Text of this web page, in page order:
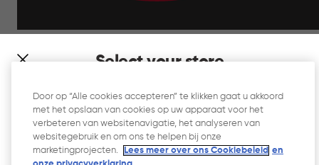
Select your store
which store would you like to shop?
Website Gebruiksvoorwaarden
Privacyverklaring
Door op “Alle cookies accepteren” te klikken gaat u akkoord
met het opslaan van cookies op uw apparaat voor het
verbeteren van websitenavigatie, het analyseren van
websitegebruik en om ons te helpen bij onze
marketingprojecten.
Lees meer over ons Cookiebeleid en